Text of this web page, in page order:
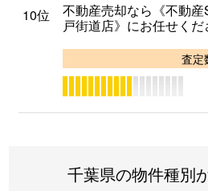
10位
不動産売却なら《不動
戸街道店》にお任せくだ
査定
千葉県の物件種別